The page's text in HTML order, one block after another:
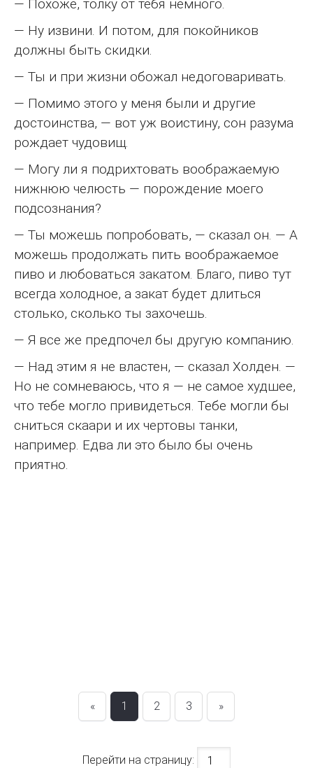
— Похоже, толку от тебя немного.
— Ну извини. И потом, для покойников
должны быть скидки.
— Ты и при жизни обожал недоговаривать.
— Помимо этого у меня были и другие
достоинства, — вот уж воистину, сон разума
рождает чудовищ.
— Могу ли я подрихтовать воображаемую
нижнюю челюсть — порождение моего
подсознания?
— Ты можешь попробовать, — сказал он. — А
можешь продолжать пить воображаемое
пиво и любоваться закатом. Благо, пиво тут
всегда холодное, а закат будет длиться
столько, сколько ты захочешь.
— Я все же предпочел бы другую компанию.
— Над этим я не властен, — сказал Холден. —
Но не сомневаюсь, что я — не самое худшее,
что тебе могло привидеться. Тебе могли бы
сниться скаари и их чертовы танки,
например. Едва ли это было бы очень
приятно.
« 1 2 3 »
Перейти на страницу: